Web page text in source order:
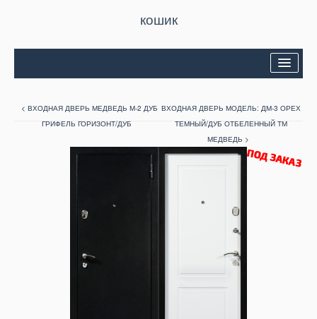
кошик
Вікна та балкони
< ВХОДНАЯ ДВЕРЬ МЕДВЕДЬ М-2 ДУБ
ГРИФЕЛЬ ГОРИЗОНТ/ДУБ
ВХОДНАЯ ДВЕРЬ МОДЕЛЬ: ДМ-3 ОРЕХ
ТЕМНЫЙ/ДУБ ОТБЕЛЕННЫЙ ТМ
МЕДВЕДЬ >